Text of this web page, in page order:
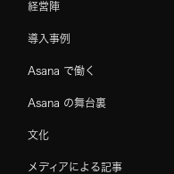
経営陣
導入事例
Asana で働く
Asana の舞台裏
文化
メディアによる記事